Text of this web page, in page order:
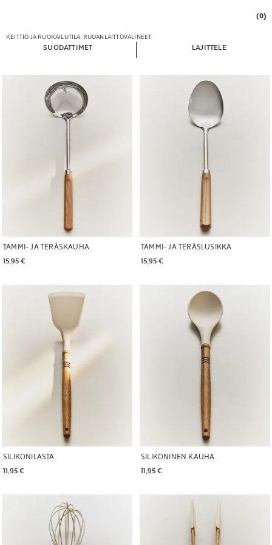
(0)
KEITTIÖ JA RUOKAILUTILA RUOANLAITTOVÄLINEET
SUODATTIMET LAJITTELE
TAMMI- JA TERÄSKAUHA
15,95 €
TAMMI- JA TERÄSLUSIKKA
15,95 €
SILIKONILASTA
11,95 €
Kuva vaihdettu kohtaan 1 5
SILIKONINEN KAUHA
11,95 €
Kuva vaihdettu kohtaan 1 5
Kuva vaihdettu kohtaan 1 5 Kuva vaihdettu kohtaan 1 5